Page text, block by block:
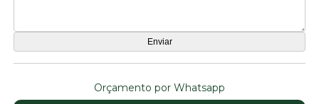
Orçamento por Whatsapp